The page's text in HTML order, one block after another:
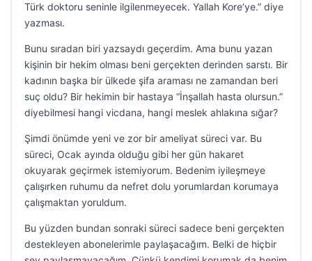
Türk doktoru seninle ilgilenmeyecek. Yallah Kore’ye.” diye
yazması.
Bunu sıradan biri yazsaydı geçerdim. Ama bunu yazan
kişinin bir hekim olması beni gerçekten derinden sarstı. Bir
kadının başka bir ülkede şifa araması ne zamandan beri
suç oldu? Bir hekimin bir hastaya “İnşallah hasta olursun.”
diyebilmesi hangi vicdana, hangi meslek ahlakına sığar?
Şimdi önümde yeni ve zor bir ameliyat süreci var. Bu
süreci, Ocak ayında olduğu gibi her gün hakaret
okuyarak geçirmek istemiyorum. Bedenim iyileşmeye
çalışırken ruhumu da nefret dolu yorumlardan korumaya
çalışmaktan yoruldum.
Bu yüzden bundan sonraki süreci sadece beni gerçekten
destekleyen abonelerimle paylaşacağım. Belki de hiçbir